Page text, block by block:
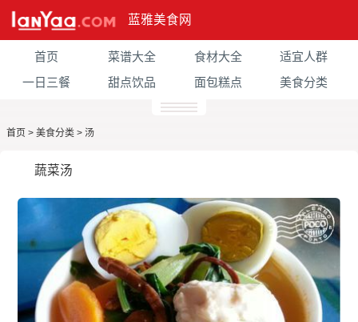
蓝雅美食网
首页 菜谱大全 食材大全
适宜人群
一日三餐
甜点饮品 面包糕点 美食分类
首页 > 美食分类 > 汤
蔬菜汤